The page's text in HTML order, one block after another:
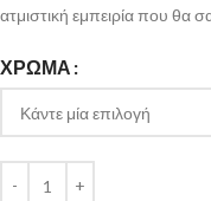
ατμιστική εμπειρία που θα
ΧΡΏΜΑ